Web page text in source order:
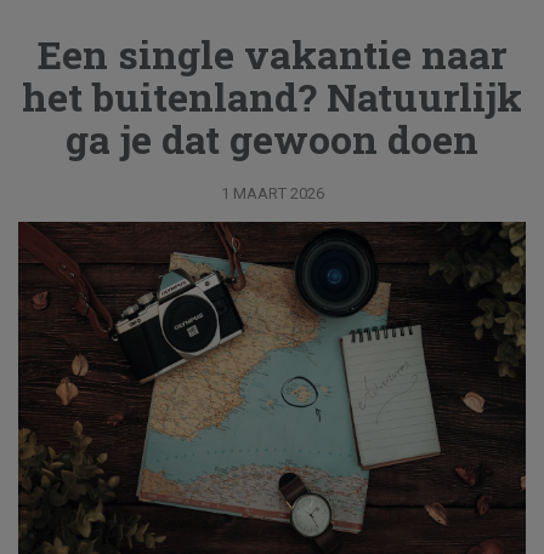
Een single vakantie naar
het buitenland? Natuurlijk
ga je dat gewoon doen
1 MAART 2026